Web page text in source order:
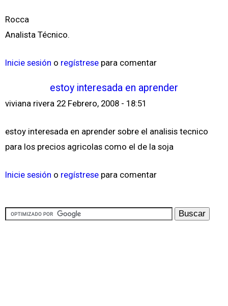
Rocca
Analista Técnico.
Inicie sesión o regístrese para comentar
estoy interesada en aprender
viviana rivera 22 Febrero, 2008 - 18:51
estoy interesada en aprender sobre el analisis tecnico
para los precios agricolas como el de la soja
Inicie sesión o regístrese para comentar